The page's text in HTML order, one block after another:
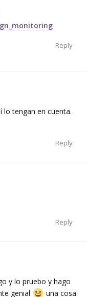
Reply
lo tengan en cuenta.
Reply
Reply
y lo pruebo y hago
genial
una cosa